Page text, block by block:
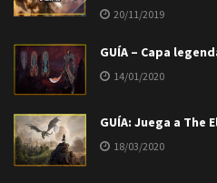
20/11/2019
GUÍA – Capa
14/01/2020
GUÍA: Juega a The
18/03/2020